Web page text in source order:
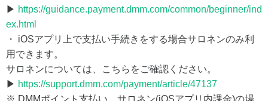
▶ https://guidance.payment.dmm.com/common/beginner/ind
ex.html
・ iOSアプリ上で支払い手続きをする場合サロネンのみ利
用できます。
サロネンについては、こちらをご確認ください。
▶ https://support.dmm.com/payment/article/47137
※ DMMポイント支払い、サロネン(iOSアプリ内課金)の場